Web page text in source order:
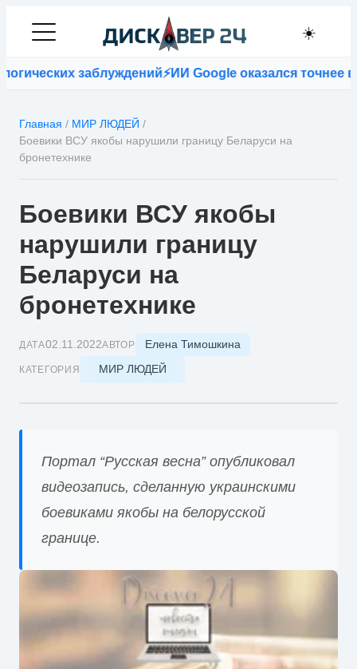
☀️
заблуждений⚡ИИ Google оказался точнее
Главная / МИР ЛЮДЕЙ /
Боевики ВСУ якобы нарушили границу Беларуси на
бронетехнике
Боевики ВСУ якобы
нарушили границу
Беларуси на
бронетехнике
ДАТА02.11.2022АВТОР Елена Тимошкина
КАТЕГОРИЯ МИР ЛЮДЕЙ
Портал “Русская весна” опубликовал
видеозапись, сделанную украинскими
боевиками якобы на белорусской
границе.